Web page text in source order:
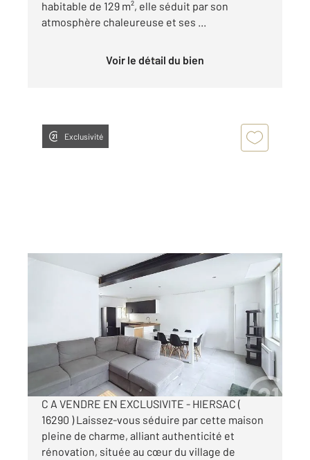
habitable de 129 m², elle séduit par son
atmosphère chaleureuse et ses ...
Voir le détail du bien
Exclusivité
HIERSAC 16
, 5 pièces
Maison à vendre
129 900 €
Visiter le site dédié
C A VENDRE EN EXCLUSIVITE - HIERSAC (
16290 ) Laissez-vous séduire par cette maison
pleine de charme, alliant authenticité et
rénovation, située au cœur du village de